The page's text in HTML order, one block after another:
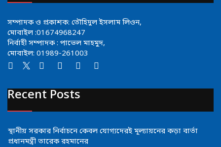
সম্পাদক ও প্রকাশক: তৌহিদুল ইসলাম লিওন,
মোবাইল :01674968247
নির্বাহী সম্পাদক : পাভেল মাহমুদ,
মোবাইল: 01989-261003
Recent Posts
স্থানীয় সরকার নির্বাচনে কেবল যোগ্যদেরই মূল্যায়নের কড়া বার্তা
প্রধানমন্ত্রী তারেক রহমানের